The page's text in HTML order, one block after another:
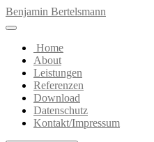
Zum
Inhalt
Benjamin Bertelsmann
Home
About
Leistungen
Referenzen
Download
Datenschutz
Kontakt/Impressum